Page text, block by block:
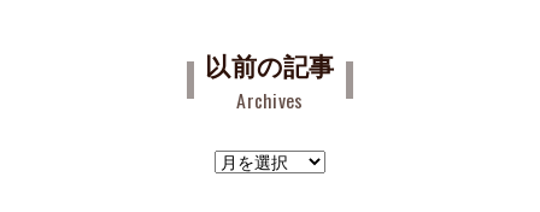
以前の記事
Archives
ア